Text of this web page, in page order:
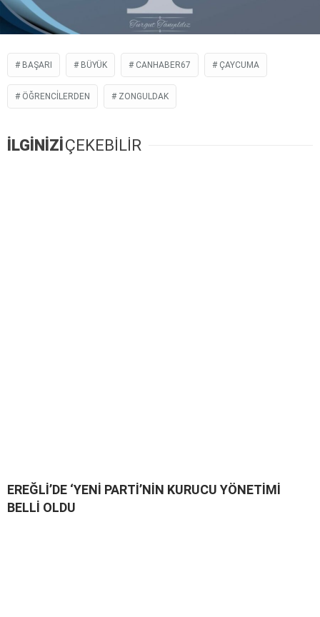
BAŞARI BÜYÜK CANHABER67 ÇAYCUMA
ÖĞRENCİLERDEN ZONGULDAK
İLGİNİZİÇEKEBİLİR
EREĞLİ’DE ‘YENİ PARTİ’NİN KURUCU YÖNETİMİ
BELLİ OLDU